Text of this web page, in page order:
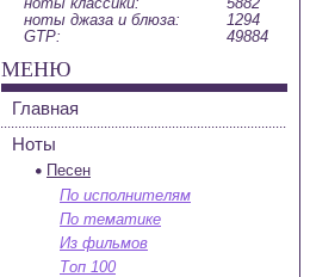
ноты джаза и блюза:
1294
GTP:
49884
МЕНЮ
Главная
Ноты
Песен
По исполнителям
По тематике
Из фильмов
Топ 100